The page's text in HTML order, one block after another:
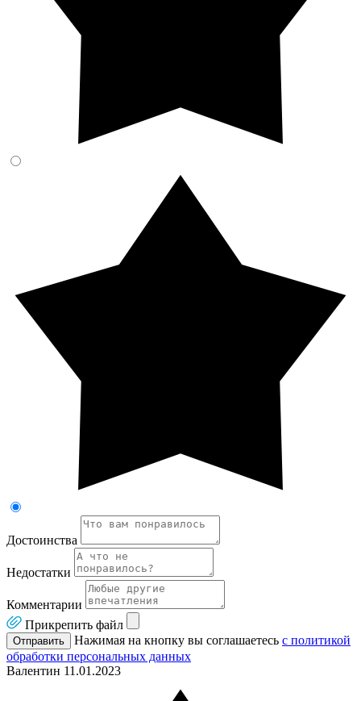
Достоинства
Недостатки
Комментарии
Прикрепить файл
Отправить Нажимая на кнопку вы соглашаетесь с политикой
обработки персональных данных
Валентин 11.01.2023